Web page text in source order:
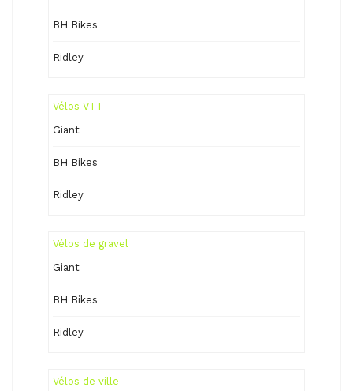
BH Bikes
Ridley
Vélos VTT
Giant
BH Bikes
Ridley
Vélos de gravel
Giant
BH Bikes
Ridley
Vélos de ville